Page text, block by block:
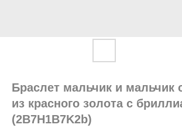
Браслет мальчик и мальчик
из красного золота с
(2B7H1B7K2b)